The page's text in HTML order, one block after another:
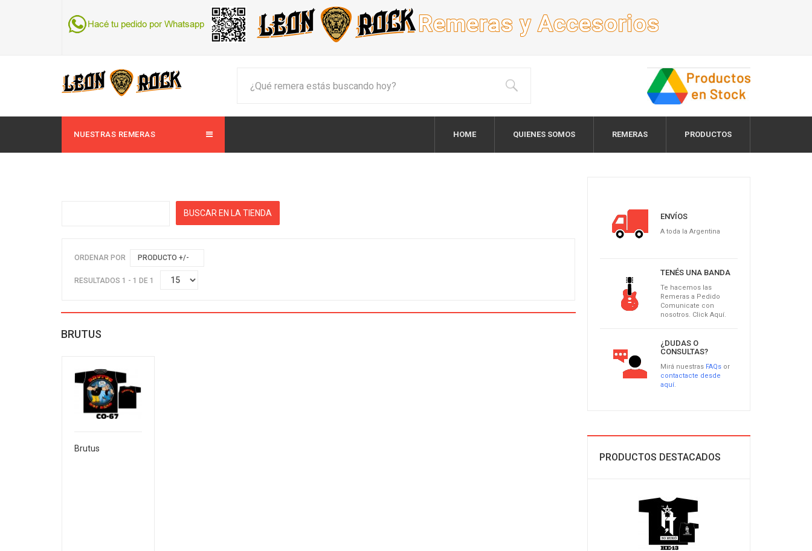
NUESTRAS REMERAS HOME QUIENES SOMOS REMERAS PRODUCTOS
ORDENAR POR PRODUCTO +/-
RESULTADOS 1 - 1 DE 1
BRUTUS
Brutus
ENVÍOS
A toda la Argentina
TENÉS UNA BANDA
Te hacemos las
Remeras a Pedido
Comunicate con
nosotros. Click Aquí.
¿DUDAS O
CONSULTAS?
Mirá nuestras FAQs or
contactacte desde
aquí
PRODUCTOS DESTACADOS